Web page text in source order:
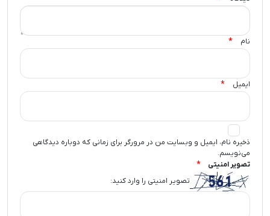
نام *
ایمیل *
ذخیره نام، ایمیل و وبسایت من در مرورگر برای زمانی که دوباره دیدگاهی
می‌نویسم.
تصویر امنیتی
*
تصویر امنیتی را وارد کنید: